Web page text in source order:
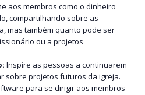
aos membros como o dinheiro
compartilhando sobre as
mas também quanto pode ser
ou a projetos
Inspire as pessoas a continuarem
sobre projetos futuros da igreja.
para se dirigir aos membros